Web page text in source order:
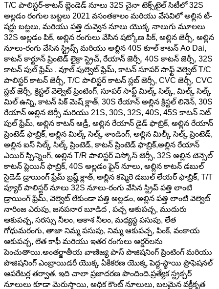
T/C పాలిస్టర్-కాటన్ బ్లెండెడ్ నూలు 32S చైనా టెక్స్‌టైల్ సిటీలో 32S
అల్లడం రంగుల బట్టలు 2021 వసంతకాలం మరియు వేసవిలో అల్లిన టీ-
షర్టు బట్టలు, మరియు పత్తి దువ్వెన నూలు యొక్క నాలుగు మూలలు
32S అల్లడం పిక్, అల్లిన రంగులు వేసిన షట్కోణ పిక్, అల్లిన జెర్సీ, అల్లిన
నూలు-రంగు వేసిన స్ట్రిప్స్ మరియు అల్లిన 40S కూల్ కాటన్ Ao Dai,
కాటన్ కార్టూన్ ప్రింటెడ్ లైక్రా స్ట్రెచ్, రేయాన్ జెర్సీ, 40S కాటన్ జెర్సీ, 32S
కాటన్ పుల్ ఫ్రేమ్ , వూల్ పుల్వెట్ ఫ్రేమ్, కాటన్ సూపర్ సాఫ్ట్ వెల్వెట్ T/C
పాలిస్టర్ కాటన్ జెర్సీ, T/C పాలిస్టర్ కాటన్ స్లబ్ జెర్సీ, CVC జెర్సీ, CVC
స్లబ్ జెర్సీ, క్రిస్టల్ వెల్వెట్ ప్రింటింగ్, సూపర్ సాఫ్ట్ మిల్క్ సిల్క్, మిల్క్ సిల్క్
మిల్ ఉన్ని, కాటన్ పిక్ మెష్ క్లాత్, 30S రేయాన్ అల్లిన క్రిస్టల్ లినెన్, 30S
రేయాన్ అల్లిన జెర్సీ మరియు 21S, 30S, 32S, 40S, 45S కాటన్ నిట్
పుల్ ఫ్రేమ్, అల్లిన కాటన్ ఆడ్రీ, అల్లిన రేయాన్ డైడ్ ఫాబ్రిక్, అల్లిన రేయాన్
ప్రింటెడ్ ఫాబ్రిక్, అల్లిన మిల్క్ సిల్క్ శాండింగ్, అల్లిన మిల్కీ సిల్క్ ప్రింటెడ్,
అల్లిన ఐస్ సిల్క్ సిల్క్ ప్రింటెడ్, కాటన్ ప్రింటెడ్ ఫాబ్రిక్,అల్లిన రేయాన్
ఎయిర్ స్పిన్నింగ్, అల్లిన T/R పాలిస్టర్ విస్కోస్ జెర్సీ, 32S అల్లిన టెన్సెల్
కాటన్ ప్లెయిన్ ఫాబ్రిక్, 40S అల్లడం ఫైన్ నూలు, అల్లిన కాటన్ డబుల్
సైడెడ్ డ్రాయింగ్ ఫ్రేమ్ బ్రష్డ్ క్లాత్, అల్లిన కష్మెరె డబుల్ లేయర్ ఫాబ్రిక్, T/T
ప్యూర్ పాలిస్టర్ నూలు 32S నూలు-రంగు వేసిన స్ట్రిప్ పత్తి లాంటి
డ్రాయింగ్ ఫ్రేమ్, వెల్వెట్ లేకుండా పత్తి అల్లడం, అల్లిన పత్తి లాంటి వెల్వెట్
నారింజ ఎరుపు, జనపనార బూడిద , పచ్చ ఆకుపచ్చ, ముదురు
ఆకుపచ్చ, సరస్సు నీలం, ఆకాశ నీలం, మధ్యస్థ పసుపు, లేత
గోధుమరంగు, తాజా నిమ్మ పసుపు, నిమ్మ ఆకుపచ్చ, పింక్, వంకాయ
ఆకుపచ్చ, లేత కాఫీ మరియు ఇతర రంగులు ఆర్డర్‌లను
పెంచుతాయి.అంతర్జాతీయ వాణిజ్య పాస్ పొజిషనింగ్ ప్రింటింగ్ మరియు
పొజిషనింగ్ ఎంబ్రాయిడరీ యొక్క ఏకీకరణ యొక్క పెద్ద-స్థాయి ప్రొఫెషనల్
ఆపరేటర్ల తర్వాత, ఇది చాలా ప్రజాదరణ పొందింది.ప్రత్యేక స్ట్రక్చర్
నూలులు కూడా మెరుస్తాయి, అధిక కౌంట్ నూలులు, బలమైన వక్రీకృత